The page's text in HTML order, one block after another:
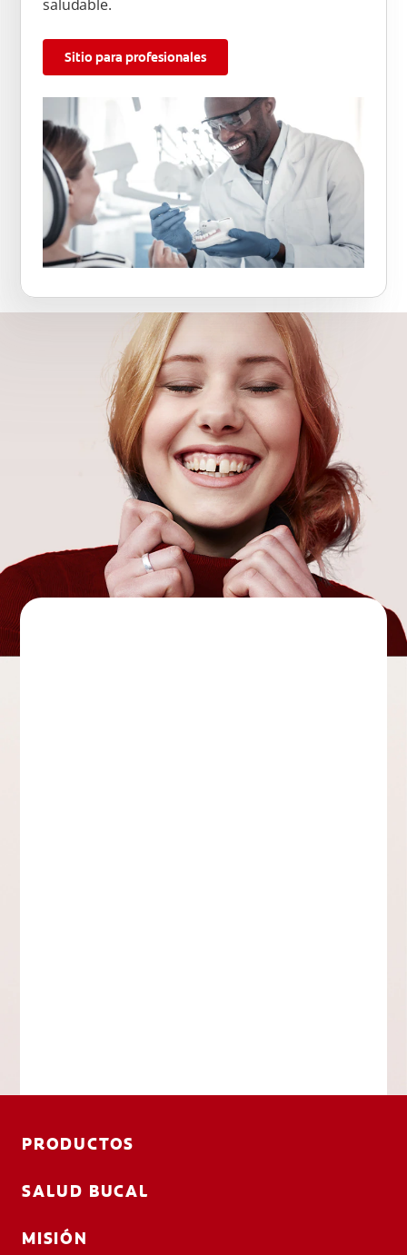
saludable.
Sitio para profesionales
PRODUCTOS
SALUD BUCAL
MISIÓN